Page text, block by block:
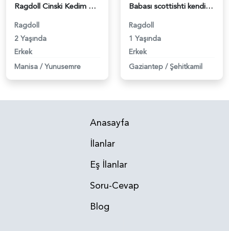
Ragdoll Cinski Kedim Akita Eş Arıyor - 118981051
Ragdoll
2 Yaşında
Erkek
Manisa / Yunusemre
Babası scottishti kendisi britirsh colourpoint - 118980597
Ragdoll
1 Yaşında
Erkek
Gaziantep / Şehitkamil
Anasayfa
İlanlar
Eş İlanlar
Soru-Cevap
Blog